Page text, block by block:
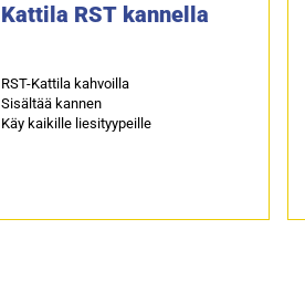
Kattila RST kannella
RST-Kattila kahvoilla
Sisältää kannen
Käy kaikille liesityypeille